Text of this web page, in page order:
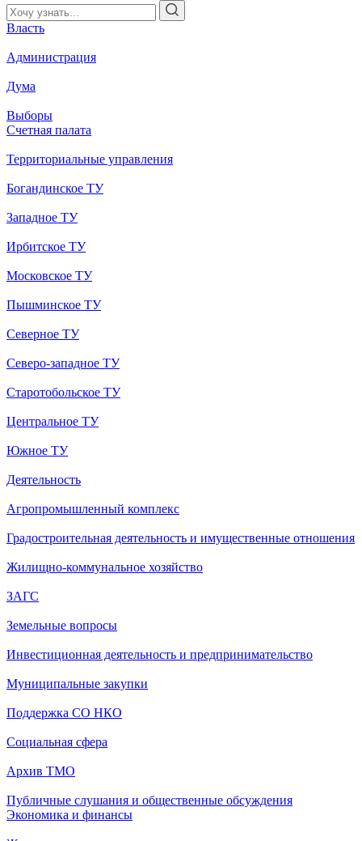
Власть
Администрация
Дума
Выборы
Счетная палата
Территориальные управления
Богандинское ТУ
Западное ТУ
Ирбитское ТУ
Московское ТУ
Пышминское ТУ
Северное ТУ
Северо-западное ТУ
Старотобольское ТУ
Центральное ТУ
Южное ТУ
Деятельность
Агропромышленный комплекс
Градостроительная деятельность и имущественные отношения
Жилищно-коммунальное хозяйство
ЗАГС
Земельные вопросы
Инвестиционная деятельность и предпринимательство
Муниципальные закупки
Поддержка СО НКО
Социальная сфера
Архив ТМО
Публичные слушания и общественные обсуждения
Экономика и финансы